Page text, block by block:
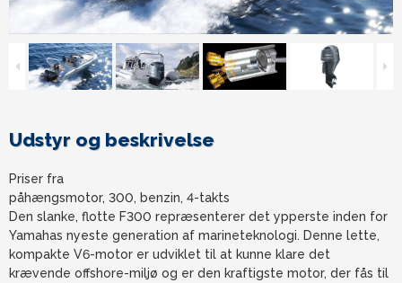
Udstyr og beskrivelse
Priser fra
påhængsmotor, 300, benzin, 4-takts
Den slanke, flotte F300 repræsenterer det ypperste inden for
Yamahas nyeste generation af marineteknologi. Denne lette,
kompakte V6-motor er udviklet til at kunne klare det
krævende offshore-miljø og er den kraftigste motor, der fås til